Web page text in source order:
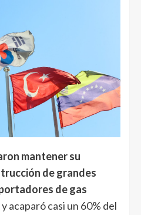
mantener su
de grandes
de gas
y acaparó casi un 60% del